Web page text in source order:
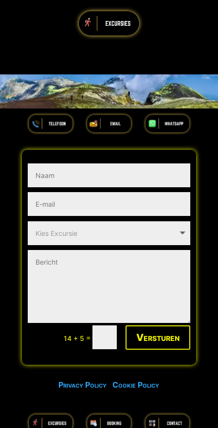
14 + 5 = Versturen
Privacy PolicyCookie Policy